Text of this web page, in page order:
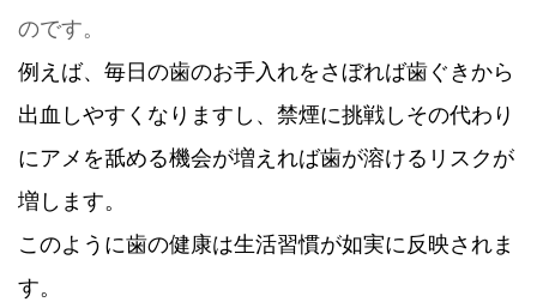
のです。
例えば、毎日の歯のお手入れをさぼれば歯ぐきから
出血しやすくなりますし、禁煙に挑戦しその代わり
にアメを舐める機会が増えれば歯が溶けるリスクが
増します。
このように歯の健康は生活習慣が如実に反映されま
す。